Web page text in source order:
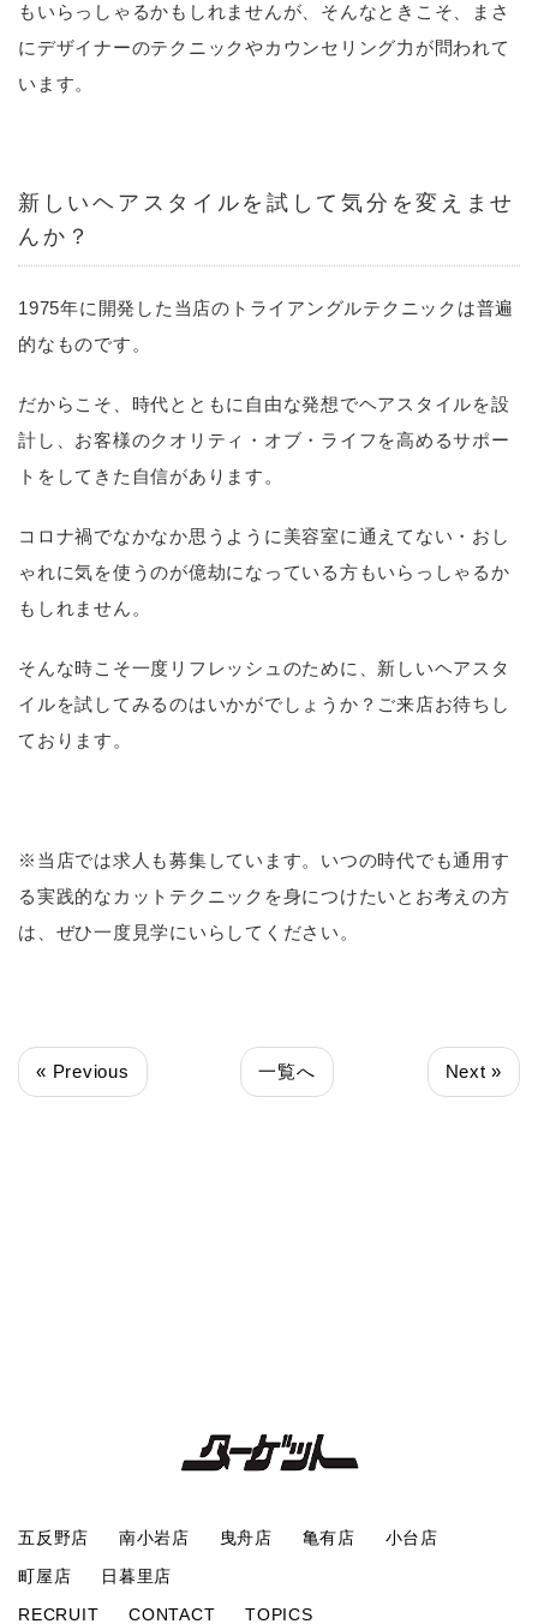
もいらっしゃるかもしれませんが、そんなときこそ、まさ
にデザイナーのテクニックやカウンセリング力が問われて
います。
新しいヘアスタイルを試して気分を変えませ
んか？
1975年に開発した当店のトライアングルテクニックは普遍
的なものです。
だからこそ、時代とともに自由な発想でヘアスタイルを設
計し、お客様のクオリティ・オブ・ライフを高めるサポー
トをしてきた自信があります。
コロナ禍でなかなか思うように美容室に通えてない・おし
ゃれに気を使うのが億劫になっている方もいらっしゃるか
もしれません。
そんな時こそ一度リフレッシュのために、新しいヘアスタ
イルを試してみるのはいかがでしょうか？ご来店お待ちし
ております。
※当店では求人も募集しています。いつの時代でも通用す
る実践的なカットテクニックを身につけたいとお考えの方
は、ぜひ一度見学にいらしてください。
« Previous 一覧へ Next »
五反野店 南小岩店 曳舟店 亀有店
小台店
町屋店
日暮里店
RECRUIT
CONTACT TOPICS